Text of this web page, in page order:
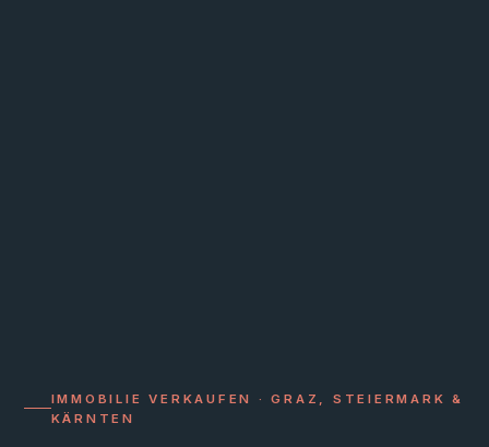
IMMOBILIE VERKAUFEN · GRAZ, STEIERMARK &
KÄRNTEN